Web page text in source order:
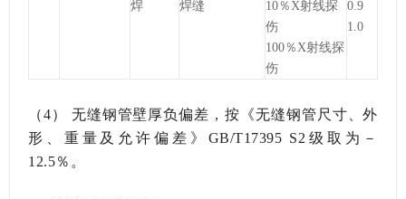
焊
焊缝
10％X射线探
伤
100％X射线探
伤
0.9
1.0
（4） 无缝钢管壁厚负偏差，按《无缝钢管尺寸、外
形、重量及允许偏差》 GB/T17395 S2级取为－
12.5％。